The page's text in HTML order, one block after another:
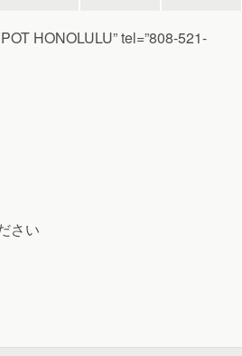
HONOLULU” tel=”808-521-
さい